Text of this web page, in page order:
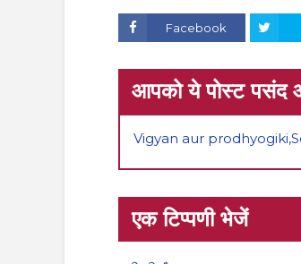
Facebook
आपको ये पोस्ट पसंद
Vigyan aur
एक टिप्पणी भेजें